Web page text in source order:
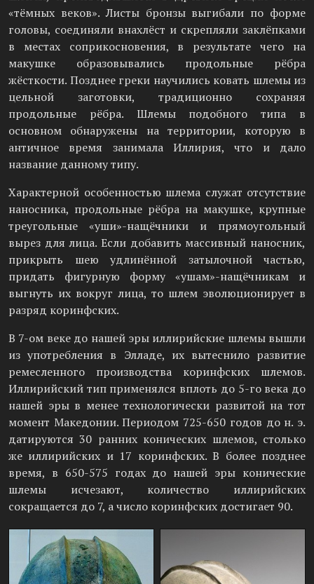
«тёмных веков». Листы бронзы выгибали по форме
головы, соединяли внахлёст и скрепляли заклёпками
в местах соприкосновения, в результате чего на
макушке образовывались продольные рёбра
жёсткости. Позднее греки научились ковать шлемы из
цельной заготовки, традиционно сохраняя
продольные рёбра. Шлемы подобного типа в
основном обнаружены на территории, которую в
античное время занимала Иллирия, что и дало
название данному типу.
Характерной особенностью шлема служат отсутствие
наносника, продольные рёбра на макушке, крупные
треугольные «уши»-нащёчники и прямоугольный
вырез для лица. Если добавить массивный наносник,
прикрыть шею удлинённой затылочной частью,
придать фигурную форму «ушам»-нащёчникам и
выгнуть их вокруг лица, то шлем эволюционирует в
разряд коринфских.
В 7-ом веке до нашей эры иллирийские шлемы вышли
из употребления в Элладе, их вытеснило развитие
ремесленного производства коринфских шлемов.
Иллирийский тип применялся вплоть до 5-го века до
нашей эры в менее технологически развитой на тот
момент Македонии. Периодом 725-650 годов до н. э.
датируются 30 ранних конических шлемов, столько
же иллирийских и 17 коринфских. В более позднее
время, в 650-575 годах до нашей эры конические
шлемы исчезают, количество иллирийских
сокращается до 7, а число коринфских достигает 90.